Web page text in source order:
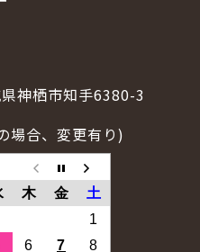
神栖市知手6380-3
場合、変更有り)
木 金
土
1
6 7 8